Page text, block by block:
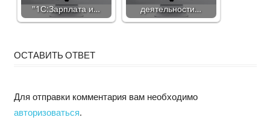
"1С:Зарплата и…
деятельности…
ОСТАВИТЬ ОТВЕТ
Для отправки комментария вам необходимо
авторизоваться.